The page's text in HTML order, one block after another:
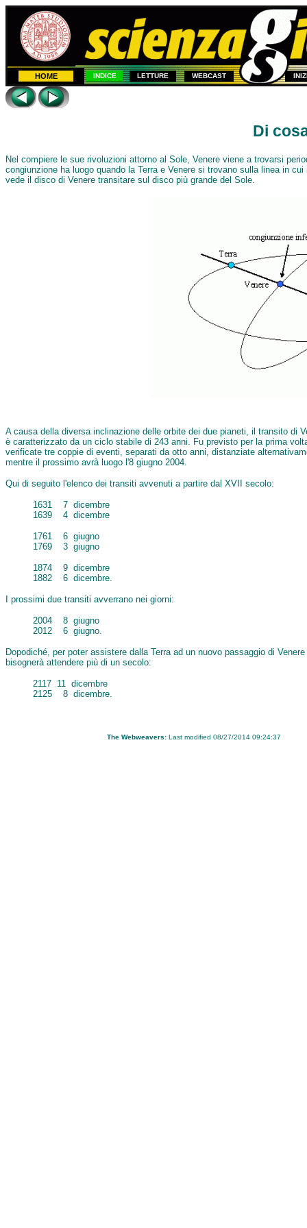
HOME INDICE LETTURE WEBCAST
Di
Nel compiere le sue rivoluzioni attorno al Sole, Venere viene a trovarsi
congiunzione ha luogo quando la Terra e Venere si trovano sulla linea in
vede il disco di Venere transitare sul disco più grande del Sole.
A causa della diversa inclinazione delle orbite dei due pianeti, il transito di
è caratterizzato da un ciclo stabile di 243 anni. Fu previsto per la prima
verificate tre coppie di eventi, separati da otto anni, distanziate
mentre il prossimo avrà luogo l'8 giugno 2004.
Qui di seguito l'elenco dei transiti avvenuti a partire dal XVII secolo:
1631 7 dicembre
1639 4 dicembre
1761 6 giugno
1769 3 giugno
1874 9 dicembre
1882 6 dicembre.
I prossimi due transiti avverrano nei giorni:
2004 8 giugno
2012 6 giugno.
Dopodiché, per poter assistere dalla Terra ad un nuovo passaggio di
bisognerà attendere più di un secolo:
2117 11 dicembre
2125 8 dicembre.
The Webweavers: Last modified 08/27/2014 09:24:37